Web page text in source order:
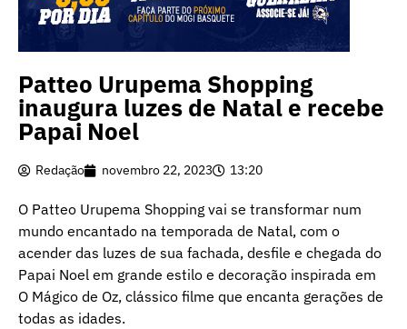
Patteo Urupema Shopping
inaugura luzes de Natal e recebe
Papai Noel
Redação novembro 22, 2023 13:20
O Patteo Urupema Shopping vai se transformar num
mundo encantado na temporada de Natal, com o
acender das luzes de sua fachada, desfile e chegada do
Papai Noel em grande estilo e decoração inspirada em
O Mágico de Oz, clássico filme que encanta gerações de
todas as idades.